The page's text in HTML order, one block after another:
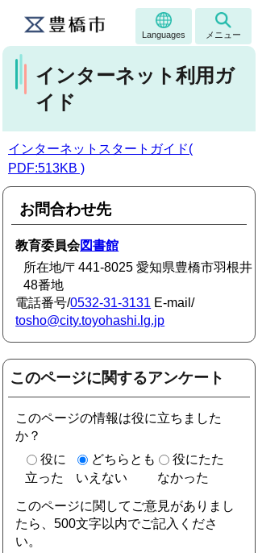
Languages メニュー
インターネット利用ガ
イド
インターネットスタートガイド(
PDF:513KB )
お問合わせ先
教育委員会図書館
所在地/〒441-8025 愛知県豊橋市羽根井
48番地
電話番号/0532-31-3131 E-mail/
tosho@city.toyohashi.lg.jp
このページに関するアンケート
このページの情報は役に立ちました
か？
役に
立った
どちらとも
いえない
役にたた
なかった
このページに関してご意見がありまし
たら、500文字以内でご記入くださ
い。